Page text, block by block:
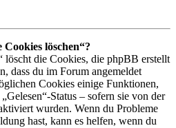
löschen“?
löscht die Cookies, die phpBB erstellt
dass du im Forum angemeldet
Cookies einige Funktionen,
Status – sofern sie von der
wurden. Wenn du Probleme
hast, kann es helfen, wenn du